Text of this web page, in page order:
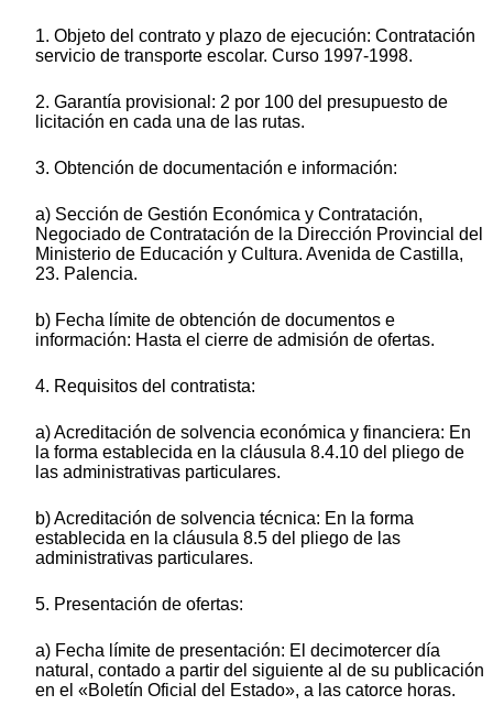
1. Objeto del contrato y plazo de ejecución: Contratación
servicio de transporte escolar. Curso 1997-1998.
2. Garantía provisional: 2 por 100 del presupuesto de
licitación en cada una de las rutas.
3. Obtención de documentación e información:
a) Sección de Gestión Económica y Contratación,
Negociado de Contratación de la Dirección Provincial del
Ministerio de Educación y Cultura. Avenida de Castilla,
23. Palencia.
b) Fecha límite de obtención de documentos e
información: Hasta el cierre de admisión de ofertas.
4. Requisitos del contratista:
a) Acreditación de solvencia económica y financiera: En
la forma establecida en la cláusula 8.4.10 del pliego de
las administrativas particulares.
b) Acreditación de solvencia técnica: En la forma
establecida en la cláusula 8.5 del pliego de las
administrativas particulares.
5. Presentación de ofertas:
a) Fecha límite de presentación: El decimotercer día
natural, contado a partir del siguiente al de su publicación
en el «Boletín Oficial del Estado», a las catorce horas.